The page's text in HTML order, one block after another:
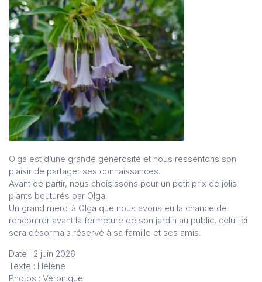
Olga est d’une grande générosité et nous ressentons son
plaisir de partager ses connaissances.
Avant de partir, nous choisissons pour un petit prix de jolis
plants bouturés par Olga.
Un grand merci à Olga que nous avons eu la chance de
rencontrer avant la fermeture de son jardin au public, celui-ci
sera désormais réservé à sa famille et ses amis.
Date : 2 juin 2026
Texte : Hélène
Photos : Véronique